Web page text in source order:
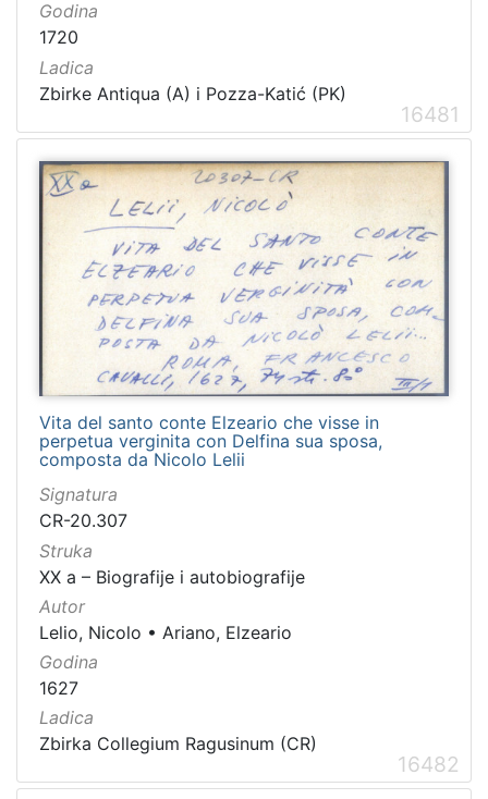
Narodna svijest
1095
Prava Crvena Hrvatska
Dubrovački list
235
Dubrovnik (1922-23)
113
Il tascapane in Dalmazia
113
Dubrovačka tribuna
Dubrava
Narod (1919-1922)
Dalmatien
Slovinac 1883
Slovinac 1882
Slovinac 1884
Jugosloven
L'avvenire
Epidauritano
Hrvatska Dubrava
Slovinac 1879
Ladica
Godina
1720
Ladica
Zbirke Antiqua (A) i Pozza-Katić (PK)
16481
Vita del santo conte Elzeario che visse in
perpetua verginita con Delfina sua sposa,
composta da Nicolo Lelii
Signatura
CR-20.307
Struka
XX a – Biografije i autobiografije
Autor
Lelio, Nicolo • Ariano, Elzeario
Godina
1627
Ladica
Zbirka Collegium Ragusinum (CR)
16482